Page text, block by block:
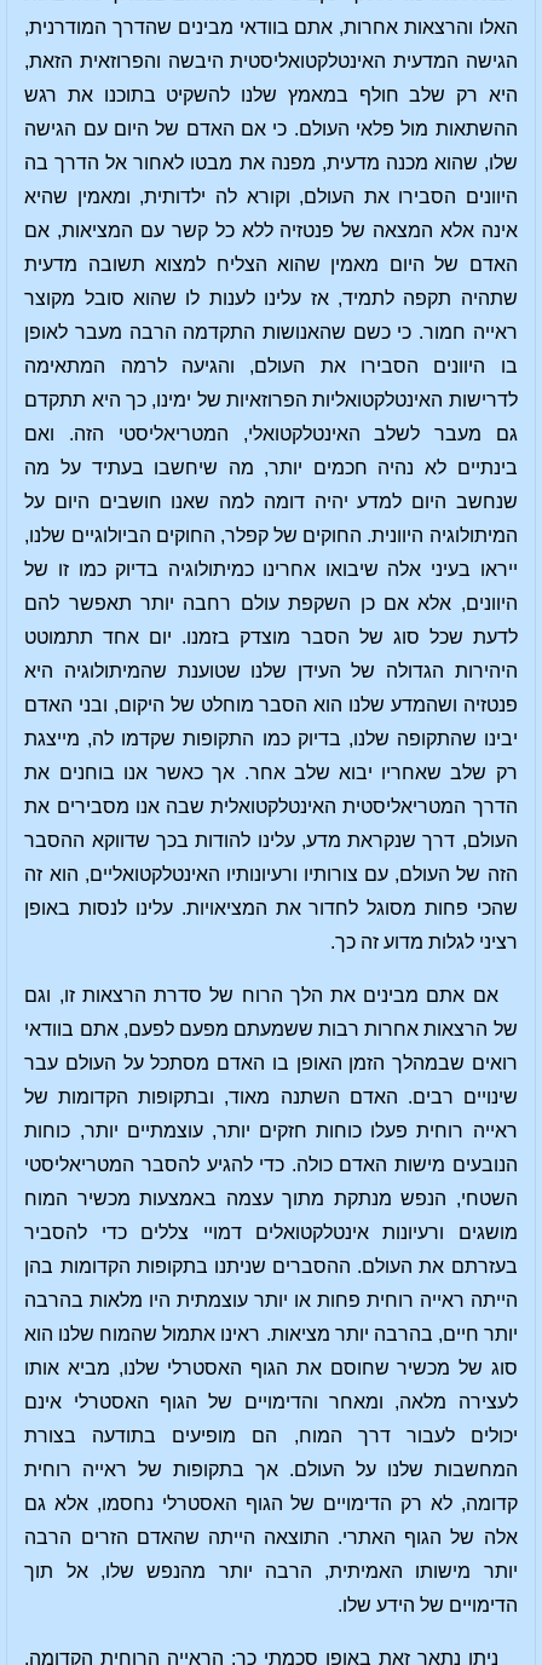
האלו והרצאות אחרות, אתם בוודאי מבינים שהדרך המודרנית,
הגישה המדעית האינטלקטואליסטית היבשה והפרוזאית הזאת,
היא רק שלב חולף במאמץ שלנו להשקיט בתוכנו את רגש
ההשתאות מול פלאי העולם. כי אם האדם של היום עם הגישה
שלו, שהוא מכנה מדעית, מפנה את מבטו לאחור אל הדרך בה
היוונים הסבירו את העולם, וקורא לה ילדותית, ומאמין שהיא
אינה אלא המצאה של פנטזיה ללא כל קשר עם המציאות, אם
האדם של היום מאמין שהוא הצליח למצוא תשובה מדעית
שתהיה תקפה לתמיד, אז עלינו לענות לו שהוא סובל מקוצר
ראייה חמור. כי כשם שהאנושות התקדמה הרבה מעבר לאופן
בו היוונים הסבירו את העולם, והגיעה לרמה המתאימה
לדרישות האינטלקטואליות הפרוזאיות של ימינו, כך היא תתקדם
גם מעבר לשלב האינטלקטואלי, המטריאליסטי הזה. ואם
בינתיים לא נהיה חכמים יותר, מה שיחשבו בעתיד על מה
שנחשב היום למדע יהיה דומה למה שאנו חושבים היום על
המיתולוגיה היוונית. החוקים של קפלר, החוקים הביולוגיים שלנו,
ייראו בעיני אלה שיבואו אחרינו כמיתולוגיה בדיוק כמו זו של
היוונים, אלא אם כן השקפת עולם רחבה יותר תאפשר להם
לדעת שכל סוג של הסבר מוצדק בזמנו. יום אחד תתמוטט
היהירות הגדולה של העידן שלנו שטוענת שהמיתולוגיה היא
פנטזיה ושהמדע שלנו הוא הסבר מוחלט של היקום, ובני האדם
יבינו שהתקופה שלנו, בדיוק כמו התקופות שקדמו לה, מייצגת
רק שלב שאחריו יבוא שלב אחר. אך כאשר אנו בוחנים את
הדרך המטריאליסטית האינטלקטואלית שבה אנו מסבירים את
העולם, דרך שנקראת מדע, עלינו להודות בכך שדווקא ההסבר
הזה של העולם, עם צורותיו ורעיונותיו האינטלקטואליים, הוא זה
שהכי פחות מסוגל לחדור את המציאויות. עלינו לנסות באופן
רציני לגלות מדוע זה כך.
אם אתם מבינים את הלך הרוח של סדרת הרצאות זו, וגם
של הרצאות אחרות רבות ששמעתם מפעם לפעם, אתם בוודאי
רואים שבמהלך הזמן האופן בו האדם מסתכל על העולם עבר
שינויים רבים. האדם השתנה מאוד, ובתקופות הקדומות של
ראייה רוחית פעלו כוחות חזקים יותר, עוצמתיים יותר, כוחות
הנובעים מישות האדם כולה. כדי להגיע להסבר המטריאליסטי
השטחי, הנפש מנתקת מתוך עצמה באמצעות מכשיר המוח
מושגים ורעיונות אינטלקטואלים דמויי צללים כדי להסביר
בעזרתם את העולם. ההסברים שניתנו בתקופות הקדומות בהן
הייתה ראייה רוחית פחות או יותר עוצמתית היו מלאות בהרבה
יותר חיים, בהרבה יותר מציאות. ראינו אתמול שהמוח שלנו הוא
סוג של מכשיר שחוסם את הגוף האסטרלי שלנו, מביא אותו
לעצירה מלאה, ומאחר והדימויים של הגוף האסטרלי אינם
יכולים לעבור דרך המוח, הם מופיעים בתודעה בצורת
המחשבות שלנו על העולם. אך בתקופות של ראייה רוחית
קדומה, לא רק הדימויים של הגוף האסטרלי נחסמו, אלא גם
אלה של הגוף האתרי. התוצאה הייתה שהאדם הזרים הרבה
יותר מישותו האמיתית, הרבה יותר מהנפש שלו, אל תוך
הדימויים של הידע שלו.
ניתן נתאר זאת באופן סכמתי כך: הראייה הרוחית הקדומה,